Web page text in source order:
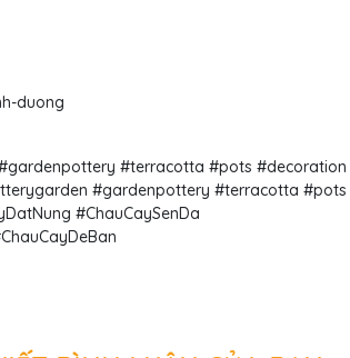
duong
#terracotta #pots #decoration
#gardenpottery #terracotta #pots
#ChauCaySenDa